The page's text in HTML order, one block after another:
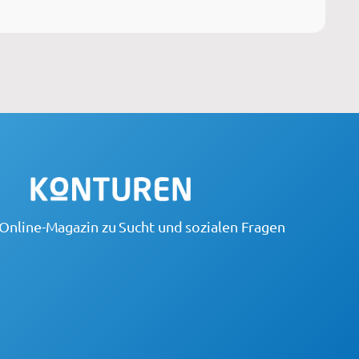
Magazin zu Sucht und sozialen Fragen